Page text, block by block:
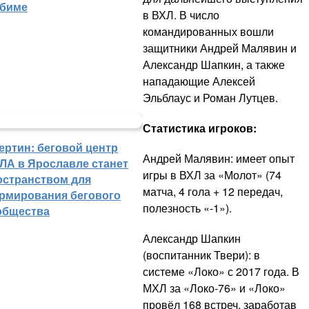
беговой центр
в Ярославле станет
для
бегового
в ВХЛ. В число
командированных вошли
защитники Андрей Малявин и
Александр Шапкин, а также
нападающие Алексей
Эльблаус и Роман Лутцев.
Статистика игроков:
Андрей Малявин: имеет опыт
игры в ВХЛ за «Молот» (74
матча, 4 гола + 12 передач,
полезность «-1»).
Александр Шапкин
(воспитанник Твери): в
системе «Локо» с 2017 года. В
МХЛ за «Локо-76» и «Локо»
провёл 168 встреч, заработав